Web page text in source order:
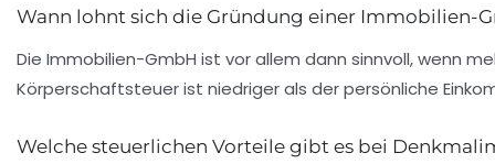
Wann lohnt sich die Gründung einer Immobilien-
Die Immobilien-GmbH ist vor allem dann sinnvoll, wenn
Körperschaftsteuer ist niedriger als der persönliche
Welche steuerlichen Vorteile gibt es bei